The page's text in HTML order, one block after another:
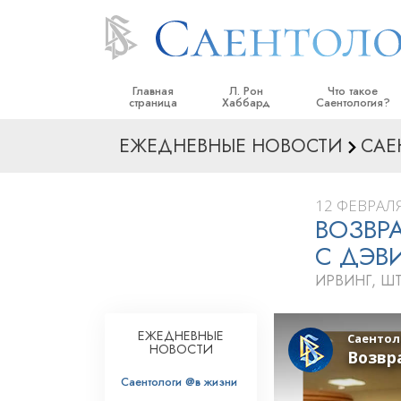
Главная
страница
Л. Рон
Хаббард
Что такое
Саентология?
Верования и
Что саентологи
Саентологии
Познакомьтесь
Основные
Введение в
ЕЖЕДНЕВНЫЕ НОВОСТИ
12
С
ИРВИНГ,
ЕЖЕДНЕВНЫЕ
НОВОСТИ
Саентологи @в жизни